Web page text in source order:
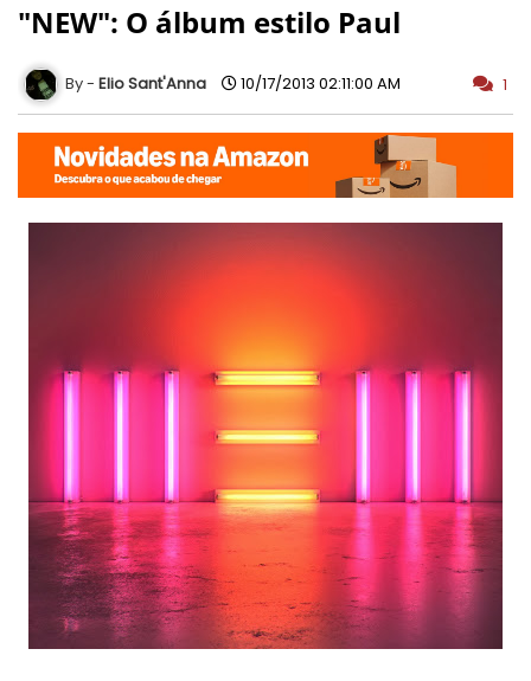
"NEW": O álbum estilo Paul
Elio Sant'Anna 10/17/2013 02:11:00 AM 1